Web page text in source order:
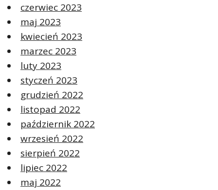
czerwiec 2023
maj 2023
kwiecień 2023
marzec 2023
luty 2023
styczeń 2023
grudzień 2022
listopad 2022
październik 2022
wrzesień 2022
sierpień 2022
lipiec 2022
maj 2022